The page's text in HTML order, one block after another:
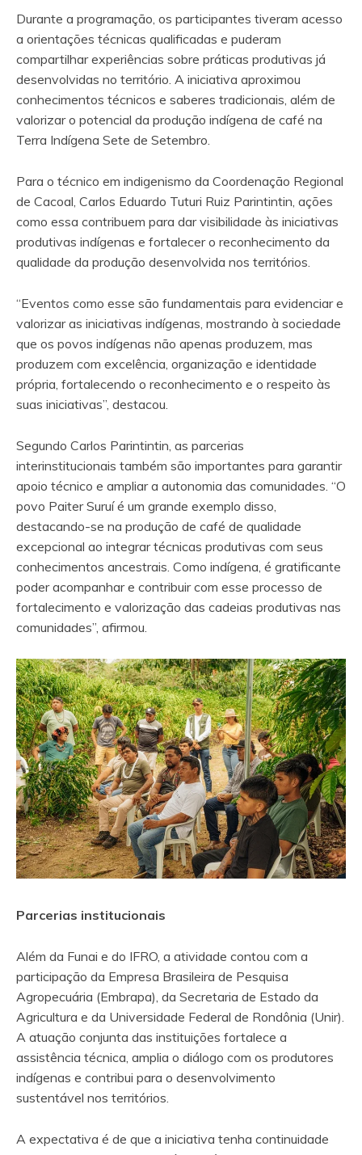
Durante a programação, os participantes tiveram acesso
a orientações técnicas qualificadas e puderam
compartilhar experiências sobre práticas produtivas já
desenvolvidas no território. A iniciativa aproximou
conhecimentos técnicos e saberes tradicionais, além de
valorizar o potencial da produção indígena de café na
Terra Indígena Sete de Setembro.
Para o técnico em indigenismo da Coordenação Regional
de Cacoal, Carlos Eduardo Tuturi Ruiz Parintintin, ações
como essa contribuem para dar visibilidade às iniciativas
produtivas indígenas e fortalecer o reconhecimento da
qualidade da produção desenvolvida nos territórios.
“Eventos como esse são fundamentais para evidenciar e
valorizar as iniciativas indígenas, mostrando à sociedade
que os povos indígenas não apenas produzem, mas
produzem com excelência, organização e identidade
própria, fortalecendo o reconhecimento e o respeito às
suas iniciativas”, destacou.
Segundo Carlos Parintintin, as parcerias
interinstitucionais também são importantes para garantir
apoio técnico e ampliar a autonomia das comunidades. “O
povo Paiter Suruí é um grande exemplo disso,
destacando-se na produção de café de qualidade
excepcional ao integrar técnicas produtivas com seus
conhecimentos ancestrais. Como indígena, é gratificante
poder acompanhar e contribuir com esse processo de
fortalecimento e valorização das cadeias produtivas nas
comunidades”, afirmou.
Parcerias institucionais
Além da Funai e do IFRO, a atividade contou com a
participação da Empresa Brasileira de Pesquisa
Agropecuária (Embrapa), da Secretaria de Estado da
Agricultura e da Universidade Federal de Rondônia (Unir).
A atuação conjunta das instituições fortalece a
assistência técnica, amplia o diálogo com os produtores
indígenas e contribui para o desenvolvimento
sustentável nos territórios.
A expectativa é de que a iniciativa tenha continuidade